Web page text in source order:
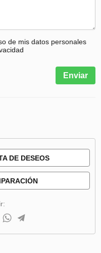
de mis datos personales
Enviar
DE DESEOS